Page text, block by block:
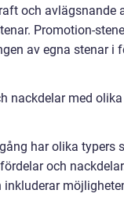
och avlägsnande
Promotion-
av egna stenar i
nackdelar med
har olika typers
och
inkluderar